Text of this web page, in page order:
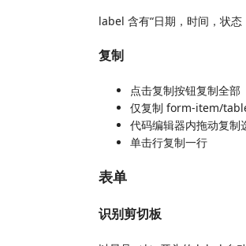
label 含有“日期，时间，状
复制
点击复制按钮复制全部
仅复制 form-item/
代码编辑器内拖动复制
单击行复制一行
表单
识别剪切板